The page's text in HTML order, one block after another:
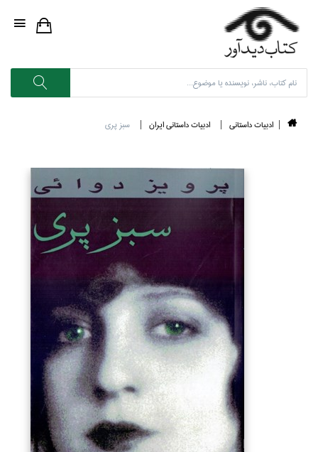
ادبيات داستاني ادبيات داستاني ايران سبز پري